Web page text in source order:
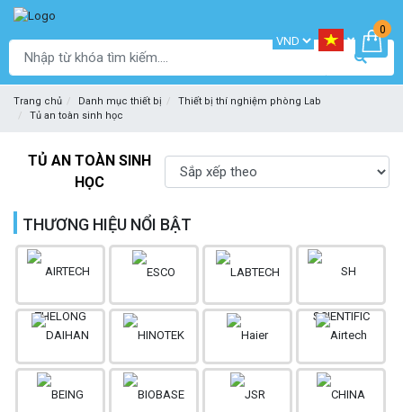
0
Trang chủ Danh mục thiết bị
Thiết bị thí nghiệm phòng Lab
Tủ an toàn sinh học
TỦ AN TOÀN SINH
HỌC
THƯƠNG HIỆU NỔI BẬT